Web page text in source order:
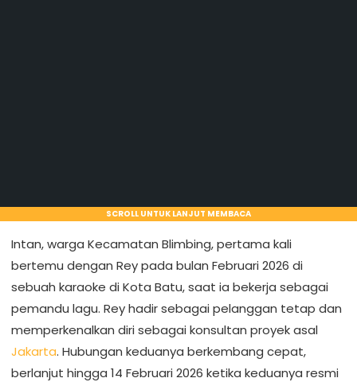
SCROLL UNTUK LANJUT MEMBACA
Intan, warga Kecamatan Blimbing, pertama kali
bertemu dengan Rey pada bulan Februari 2026 di
sebuah karaoke di Kota Batu, saat ia bekerja sebagai
pemandu lagu. Rey hadir sebagai pelanggan tetap dan
memperkenalkan diri sebagai konsultan proyek asal
Jakarta. Hubungan keduanya berkembang cepat,
berlanjut hingga 14 Februari 2026 ketika keduanya resmi